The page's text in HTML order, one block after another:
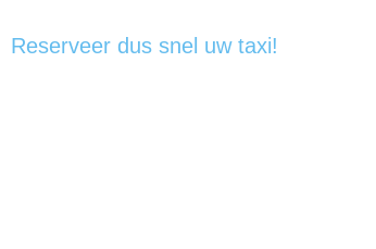
Reserveer dus snel uw taxi!